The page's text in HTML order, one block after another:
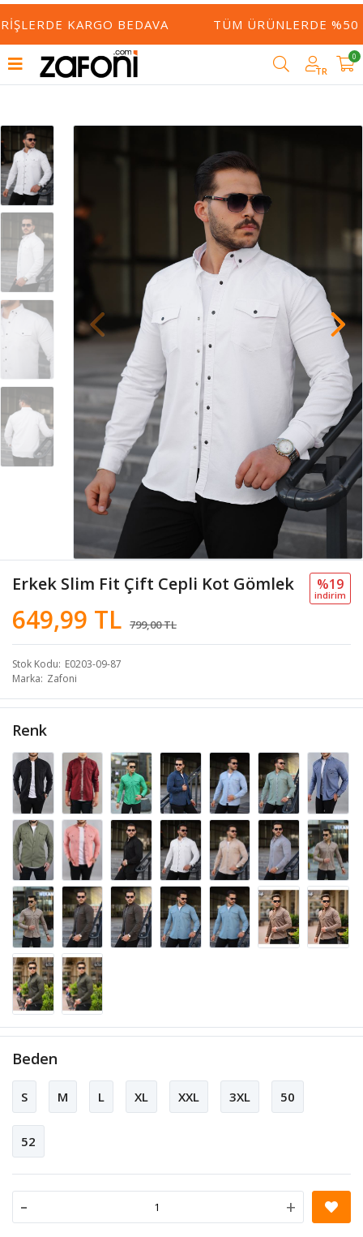
KARGO BEDAVA TÜM ÜRÜNLERDE %50
TR
0
Erkek Slim Fit Çift Cepli Kot Gömlek
649,99 TL 799,00 TL
%19
i̇ndi̇ri̇m
Stok Kodu E0203-09-87
Marka Zafoni
Renk
Beden
S M L XL XXL 3XL 50
52
- +